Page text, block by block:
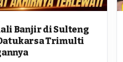
Banjir di Sulteng
Trimulti